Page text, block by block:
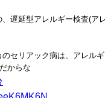
遅延型アレルギー検査(ア
セリアック病は、アレル
からな